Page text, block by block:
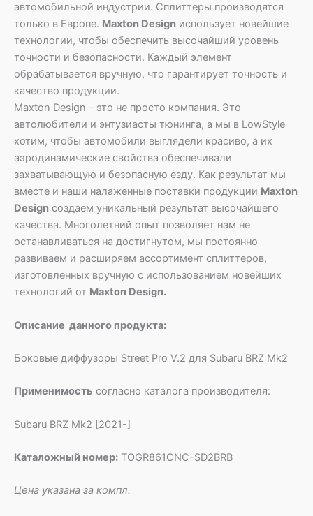
автомобильной индустрии. Сплиттеры производятся
только в Европе. Maxton Design использует новейшие
технологии, чтобы обеспечить высочайший уровень
точности и безопасности. Каждый элемент
обрабатывается вручную, что гарантирует точность и
качество продукции.
Maxton Design – это не просто компания. Это
автолюбители и энтузиасты тюнинга, а мы в LowStyle
хотим, чтобы автомобили выглядели красиво, а их
аэродинамические свойства обеспечивали
захватывающую и безопасную езду. Как результат мы
вместе и наши налаженные поставки продукции Maxton
Design создаем уникальный результат высочайшего
качества. Многолетний опыт позволяет нам не
останавливаться на достигнутом, мы постоянно
развиваем и расширяем ассортимент сплиттеров,
изготовленных вручную с использованием новейших
технологий от Maxton Design.
Описание данного продукта:
Боковые диффузоры Street Pro V.2 для Subaru BRZ Mk2
Применимость согласно каталога производителя:
Subaru BRZ Mk2 [2021-]
Каталожный номер: TOGR861CNC-SD2BRB
Цена указана за компл.